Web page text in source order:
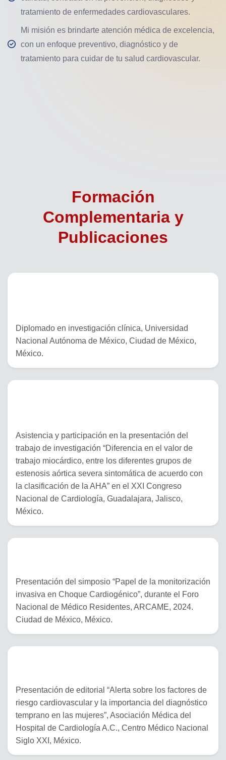
tratamiento de enfermedades cardiovasculares.
Mi misión es brindarte atención médica de excelencia,
con un enfoque preventivo, diagnóstico y de
tratamiento para cuidar de tu salud cardiovascular.
Formación
Complementaria y
Publicaciones
Diplomado en investigación clínica, Universidad
Nacional Autónoma de México, Ciudad de México,
México.
Asistencia y participación en la presentación del
trabajo de investigación “Diferencia en el valor de
trabajo miocárdico, entre los diferentes grupos de
estenosis aórtica severa sintomática de acuerdo con
la clasificación de la AHA” en el XXI Congreso
Nacional de Cardiología, Guadalajara, Jalisco,
México.
Presentación del simposio “Papel de la monitorización
invasiva en Choque Cardiogénico”, durante el Foro
Nacional de Médico Residentes, ARCAME, 2024.
Ciudad de México, México.
Presentación de editorial “Alerta sobre los factores de
riesgo cardiovascular y la importancia del diagnóstico
temprano en las mujeres”, Asociación Médica del
Hospital de Cardiología A.C., Centro Médico Nacional
Siglo XXI, México.